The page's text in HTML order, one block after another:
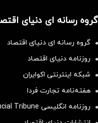
گروه رسانه ای دنیای
گروه رسانه ای دنیای اقتصاد
روزنامه دنیای اقتصاد
شبکه اینترنتی اکوایران
هفته‌نامه تجارت فردا
روزنامه انگلیسی Financial Tribune